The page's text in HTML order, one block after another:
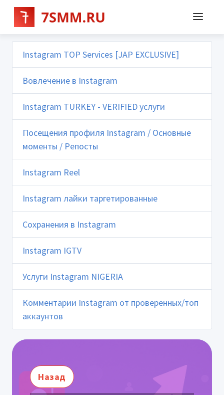
Instagram TOP Services [JAP EXCLUSIVE]
Вовлечение в Instagram
Instagram TURKEY - VERIFIED услуги
Посещения профиля Instagram / Основные
моменты / Репосты
Instagram Reel
Instagram лайки таргетированные
Сохранения в Instagram
Instagram IGTV
Услуги Instagram NIGERIA
Комментарии Instagram от проверенных/топ
аккаунтов
Назад